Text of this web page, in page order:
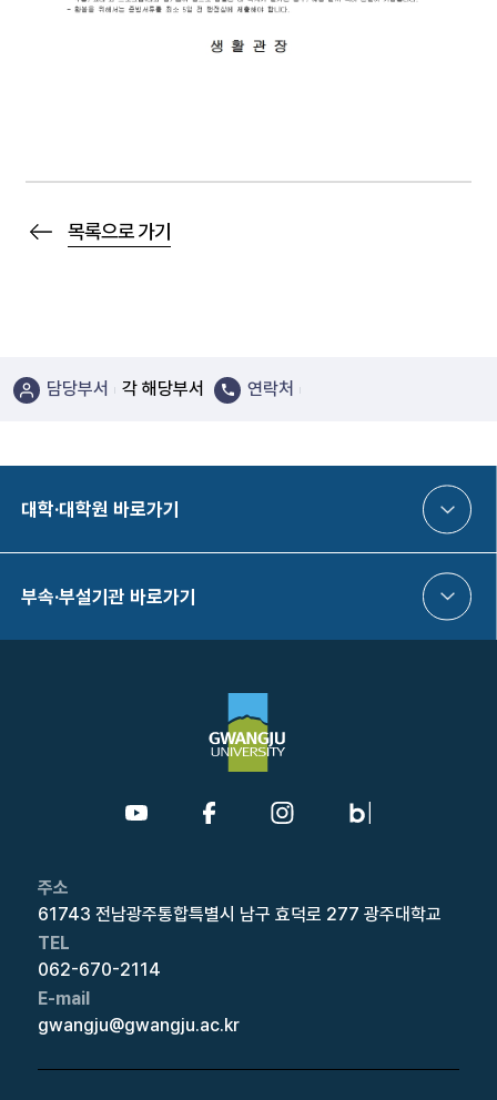
목록으로 가기
담당부서 각 해당부서 연락처
대학·대학원 바로가기
부속·부설기관 바로가기
주소
61743 전남광주통합특별시 남구 효덕로 277 광주대학교
TEL
062-670-2114
E-mail
gwangju@gwangju.ac.kr